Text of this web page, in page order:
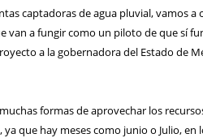
captadoras de agua pluvial, vamos a
van a fungir como un piloto de que sí
a la gobernadora del Estado de
formas de aprovechar los
ya que hay meses como junio o Julio,